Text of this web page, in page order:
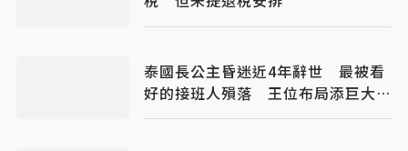
泰國長公主昏迷近4年辭世 最被看
好的接班人殞落 王位布局添巨大變
數